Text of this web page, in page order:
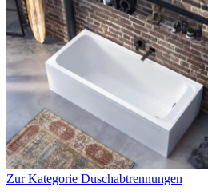
Zur Kategorie Duschabtrennungen